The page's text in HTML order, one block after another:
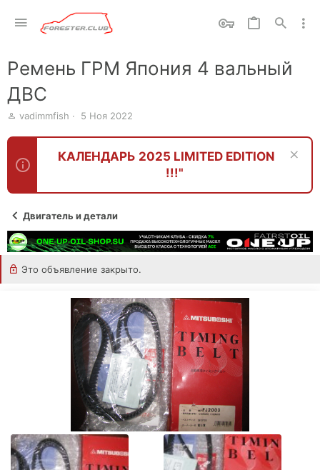
Ремень ГРМ Япония 4 вальный
ДВС
А
р
vadimmfish
Д
т
а
з
а
н
и
5 Ноя 2022
КАЛЕНДАРЬ 2025 LIMITED EDITION
!!!"
Двигатель и детали
Это объявление закрыто.